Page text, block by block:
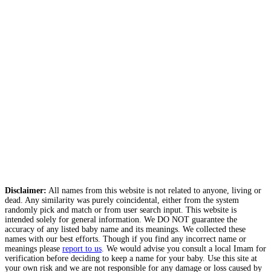
Disclaimer: All names from this website is not related to anyone, living or
dead. Any similarity was purely coincidental, either from the system
randomly pick and match or from user search input. This website is
intended solely for general information. We DO NOT guarantee the
accuracy of any listed baby name and its meanings. We collected these
names with our best efforts. Though if you find any incorrect name or
meanings please report to us . We would advise you consult a local Imam for
verification before deciding to keep a name for your baby. Use this site at
your own risk and we are not responsible for any damage or loss caused by